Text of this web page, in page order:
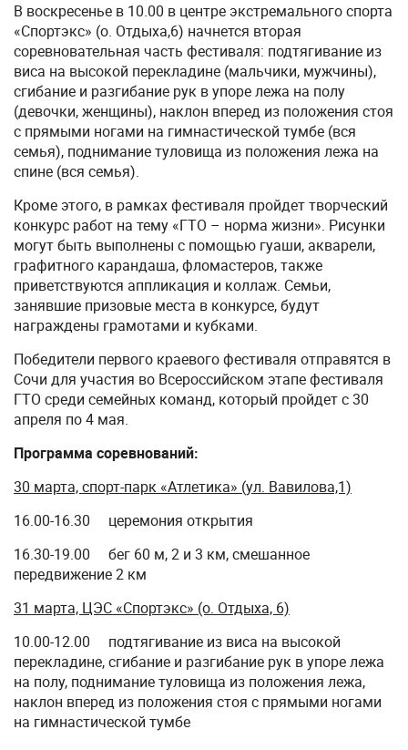
В воскресенье в 10.00 в центре экстремального спорта
«Спортэкс» (о. Отдыха,6) начнется вторая
соревновательная часть фестиваля: подтягивание из
виса на высокой перекладине (мальчики, мужчины),
сгибание и разгибание рук в упоре лежа на полу
(девочки, женщины), наклон вперед из положения стоя
с прямыми ногами на гимнастической тумбе (вся
семья), поднимание туловища из положения лежа на
спине (вся семья).
Кроме этого, в рамках фестиваля пройдет творческий
конкурс работ на тему «ГТО – норма жизни». Рисунки
могут быть выполнены с помощью гуаши, акварели,
графитного карандаша, фломастеров, также
приветствуются аппликация и коллаж. Семьи,
занявшие призовые места в конкурсе, будут
награждены грамотами и кубками.
Победители первого краевого фестиваля отправятся в
Сочи для участия во Всероссийском этапе фестиваля
ГТО среди семейных команд, который пройдет с 30
апреля по 4 мая.
Программа соревнований:
30 марта, спорт-парк «Атлетика» (ул. Вавилова,1)
16.00-16.30 церемония открытия
16.30-19.00 бег 60 м, 2 и 3 км, смешанное
передвижение 2 км
31 марта, ЦЭС «Спортэкс» (о. Отдыха, 6)
10.00-12.00 подтягивание из виса на высокой
перекладине, сгибание и разгибание рук в упоре лежа
на полу, поднимание туловища из положения лежа,
наклон вперед из положения стоя с прямыми ногами
на гимнастической тумбе